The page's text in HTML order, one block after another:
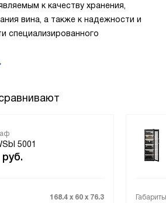
к качеству хранения,
вина, а также к надежности и
специализированного
5001
руб.
168.4 х 60 х 76.3